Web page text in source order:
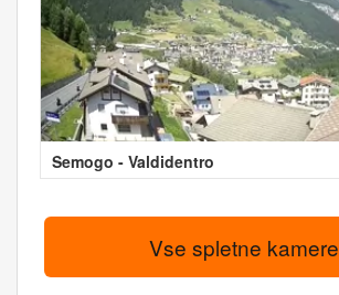
Semogo - Valdidentro
Vse spletne kamere